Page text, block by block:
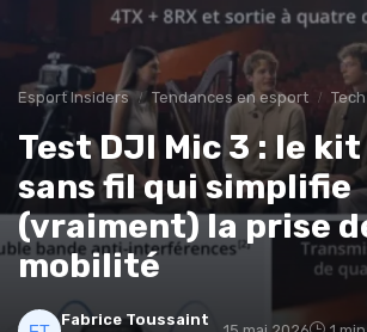
Esport Insiders Tendances en esport Tech
Test DJI Mic 3 : le
sans fil qui simplifie
(vraiment) la prise
mobilité
Fabrice Toussaint